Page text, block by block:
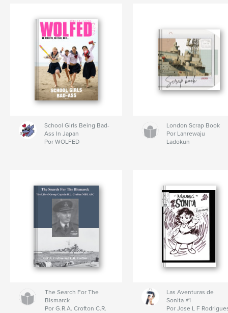
School Girls Being Bad-
Ass In Japan
Por WOLFED
London Scrap Book
Por Lanrewaju
Ladokun
The Search For The
Bismarck
Por G.R.A. Crofton C.R.
Las Aventuras de
Sonita #1
Por Jose L F